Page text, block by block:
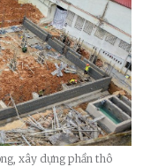
xây dựng phần thô